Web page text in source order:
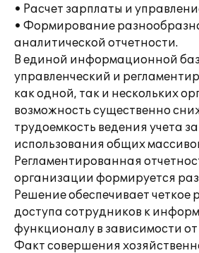
• Расчет зарплаты и
• Формирование
аналитической отчетности.
В единой информационной
управленческий и
как одной, так и нескольких
возможность существенно
трудоемкость ведения учета за
использования общих
Регламентированная
организации формируется
Решение обеспечивает четкое
доступа сотрудников к
функционалу в зависимости от
Факт совершения